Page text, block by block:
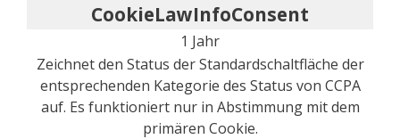
CookieLawInfoConsent
1 Jahr
Zeichnet den Status der Standardschaltfläche der
entsprechenden Kategorie des Status von CCPA
auf. Es funktioniert nur in Abstimmung mit dem
primären Cookie.